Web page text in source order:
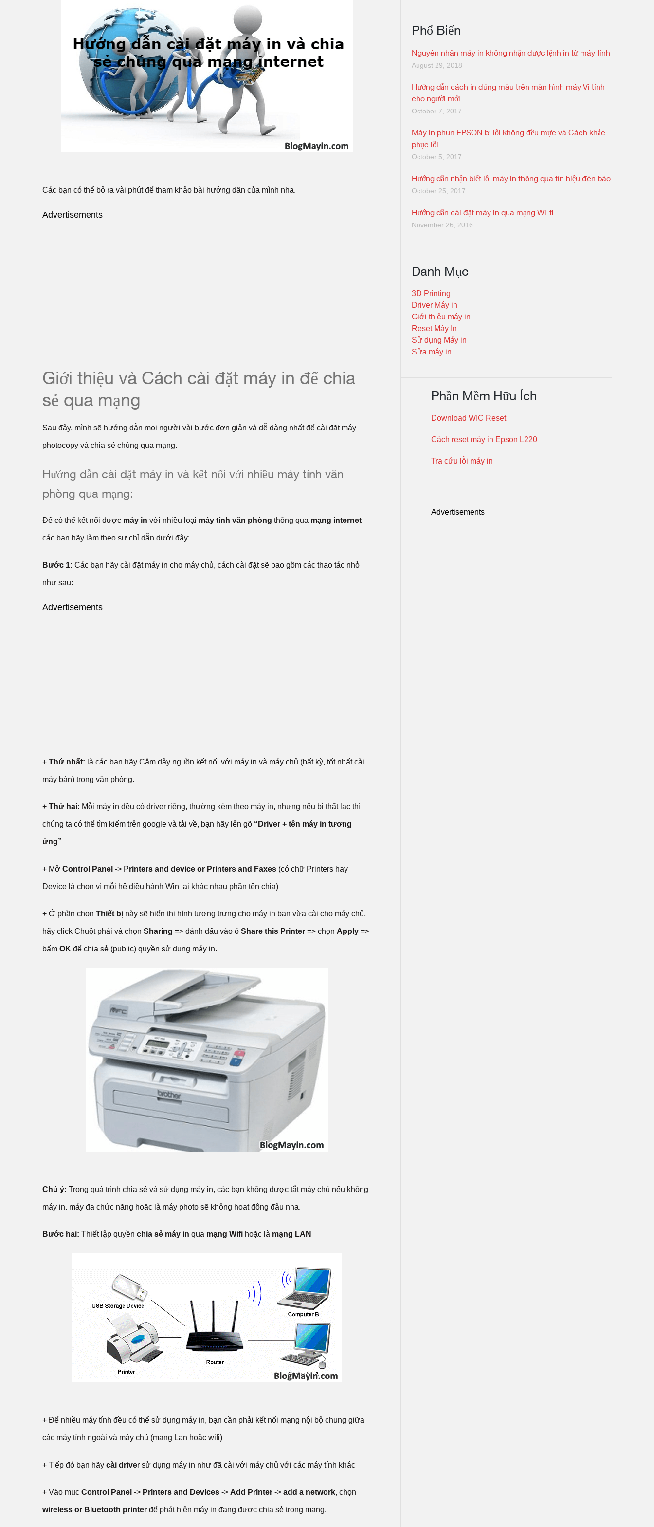
Các bạn có thể bỏ ra vài phút để tham khảo bài hướng dẫn của mình nha.
Advertisements
Giới thiệu và Cách cài đặt máy in để chia
sẻ qua mạng
Sau đây, mình sẽ hướng dẫn mọi người vài bước đơn giản và dễ dàng nhất để cài đặt máy
photocopy và chia sẻ chúng qua mạng.
Hướng dẫn cài đặt máy in và kết nối với nhiều máy tính văn
phòng qua mạng:
Để có thể kết nối được máy in với nhiều loại máy tính văn phòng thông qua mạng internet
các bạn hãy làm theo sự chỉ dẫn dưới đây:
Bước 1: Các bạn hãy cài đặt máy in cho máy chủ, cách cài đặt sẽ bao gồm các thao tác nhỏ
như sau:
Advertisements
+ Thứ nhất: là các bạn hãy Cắm dây nguồn kết nối với máy in và máy chủ (bất kỳ, tốt nhất cài
máy bàn) trong văn phòng.
+ Thứ hai: Mỗi máy in đều có driver riêng, thường kèm theo máy in, nhưng nếu bị thất lạc thì
chúng ta có thể tìm kiếm trên google và tải về, bạn hãy lên gõ “Driver + tên máy in tương
ứng”
+ Mở Control Panel -> Printers and device or Printers and Faxes (có chữ Printers hay
Device là chọn vì mỗi hệ điều hành Win lại khác nhau phần tên chia)
+ Ở phần chọn Thiết bị này sẽ hiển thị hình tượng trưng cho máy in bạn vừa cài cho máy chủ,
hãy click Chuột phải và chọn Sharing => đánh dấu vào ô Share this Printer => chọn Apply =>
bấm OK để chia sẻ (public) quyền sử dụng máy in.
Chú ý: Trong quá trình chia sẻ và sử dụng máy in, các bạn không được tắt máy chủ nếu không
máy in, máy đa chức năng hoặc là máy photo sẽ không hoạt động đâu nha.
Bước hai: Thiết lập quyền chia sẻ máy in qua mạng Wifi hoặc là mạng LAN
+ Để nhiều máy tính đều có thể sử dụng máy in, bạn cần phải kết nối mạng nội bộ chung giữa
các máy tính ngoài và máy chủ (mạng Lan hoặc wifi)
+ Tiếp đó bạn hãy cài driver sử dụng máy in như đã cài với máy chủ với các máy tính khác
+ Vào mục Control Panel -> Printers and Devices -> Add Printer -> add a network, chọn
wireless or Bluetooth printer để phát hiện máy in đang được chia sẻ trong mạng.
Phổ Biến
Nguyên nhân máy in không nhận được lệnh in từ máy tính
August 29, 2018
Hướng dẫn cách in đúng màu trên màn hình máy Vi tính
cho người mới
October 7, 2017
Máy in phun EPSON bị lỗi không đều mực và Cách khắc
phục lỗi
October 5, 2017
Hướng dẫn nhận biết lỗi máy in thông qua tín hiệu đèn báo
October 25, 2017
Hướng dẫn cài đặt máy in qua mạng Wi-fi
November 26, 2016
Danh Mục
3D Printing
Driver Máy in
Giới thiệu máy in
Reset Máy In
Sử dụng Máy in
Sửa máy in
Phần Mềm Hữu Ích
Download WIC Reset
Cách reset máy in Epson L220
Tra cứu lỗi máy in
Advertisements